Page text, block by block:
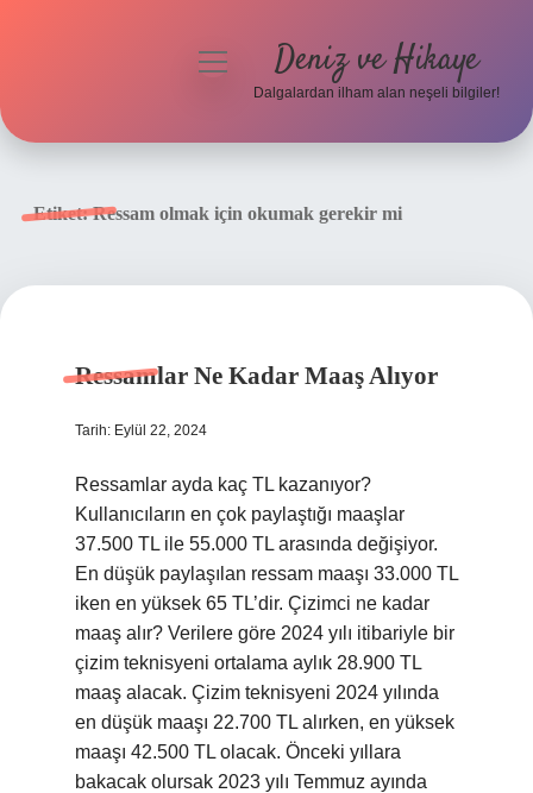
menüyü
Deniz ve Hikaye
Dalgalardan ilham alan neşeli bilgiler!
Etiket:Ressam olmak için okumak gerekir mi
Ressamlar Ne Kadar Maaş Alıyor
Tarih: Eylül 22, 2024
Ressamlar ayda kaç TL kazanıyor?
Kullanıcıların en çok paylaştığı maaşlar
37.500 TL ile 55.000 TL arasında değişiyor.
En düşük paylaşılan ressam maaşı 33.000 TL
iken en yüksek 65 TL’dir. Çizimci ne kadar
maaş alır? Verilere göre 2024 yılı itibariyle bir
çizim teknisyeni ortalama aylık 28.900 TL
maaş alacak. Çizim teknisyeni 2024 yılında
en düşük maaşı 22.700 TL alırken, en yüksek
maaşı 42.500 TL olacak. Önceki yıllara
bakacak olursak 2023 yılı Temmuz ayında